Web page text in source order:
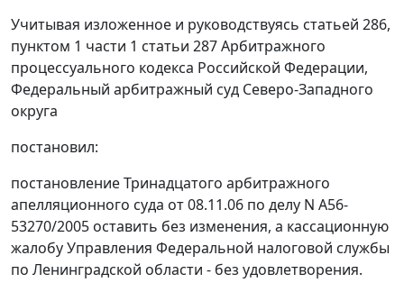
Учитывая изложенное и руководствуясь статьей 286,
пунктом 1 части 1 статьи 287Арбитражного
процессуального кодекса Российской Федерации,
Федеральный арбитражный суд Северо-Западного
округа
постановил:
постановление Тринадцатого арбитражного
апелляционного суда от 08.11.06 по делу N А56-
53270/2005 оставить без изменения, а кассационную
жалобу Управления Федеральной налоговой службы
по Ленинградской области - без удовлетворения.